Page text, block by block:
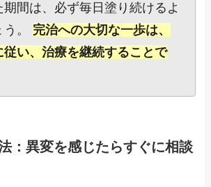
期間は、必ず毎日塗り続けるよ
。 完治への大切な一歩は、
従い、治療を継続することで
：異変を感じたらすぐに相談